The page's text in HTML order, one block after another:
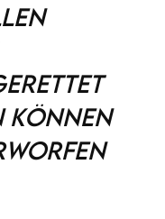
können